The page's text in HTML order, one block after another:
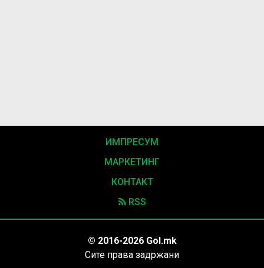
ИМПРЕСУМ
МАРКЕТИНГ
КОНТАКТ
RSS
© 2016-2026 Gol.mk
Сите права задржани